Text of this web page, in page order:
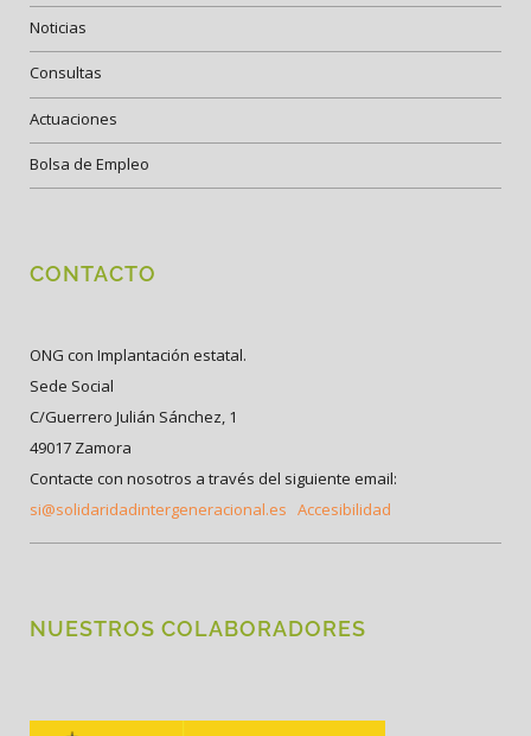
Noticias
Consultas
Actuaciones
Bolsa de Empleo
CONTACTO
ONG con Implantación estatal.
Sede Social
C/Guerrero Julián Sánchez, 1
49017 Zamora
Contacte con nosotros a través del siguiente email:
si@solidaridadintergeneracional.es Accesibilidad
NUESTROS COLABORADORES